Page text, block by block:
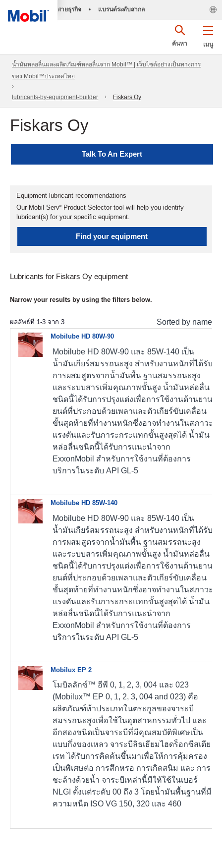
สายธุรกิจ • แบรนด์ระดับสากล
เมนู
ค้นหา
น้ำมันหล่อลื่นและผลิตภัณฑ์หล่อลื่นจาก Mobil™ | เว็บไซต์อย่างเป็นทางการ
ของ Mobil™ประเทศไทย
lubricants-by-equipment-builder Fiskars Oy
Fiskars Oy
Talk To An Expert
Equipment lubricant recommendations
Our Mobil Serv℠ Product Selector tool will help you identify
lubricant(s) for your specific equipment.
Find your equipment
Lubricants for Fiskars Oy equipment
Narrow your results by using the filters below.
ผลลัพธ์ที่ 1-3 จาก 3 Sorted by name
Mobilube HD 80W-90
Mobilube HD 80W-90 และ 85W-140 เป็น
น้ำมันเกียร์สมรรถนะสูง สำหรับงานหนักที่ได้รับ
การผสมสูตรจากน้ำมันพื้น ฐานสมรรถนะสูง
และระบบสารเพิ่มคุณภาพขั้นสูง น้ำมันหล่อลื่น
ชนิดนี้ได้รับการปรุงแต่งเพื่อการใช้งานด้านยาน
ยนต์ที่ประกอบด้วยเพลาและตัวเกียร์ขับเคลื่อน
ขั้นสุดท้ายที่ทำงานหนักซึ่งอาจทำงานในสภาวะ
แรงดันและรับภาระกระแทกขั้นสูงสุดได้ น้ำมัน
หล่อลื่นชนิดนี้ได้รับการแนะนำจาก
ExxonMobil สำหรับการใช้งานที่ต้องการ
บริการในระดับ API GL-5
Mobilube HD 85W-140
Mobilube HD 80W-90 และ 85W-140 เป็น
น้ำมันเกียร์สมรรถนะสูง สำหรับงานหนักที่ได้รับ
การผสมสูตรจากน้ำมันพื้น ฐานสมรรถนะสูง
และระบบสารเพิ่มคุณภาพขั้นสูง น้ำมันหล่อลื่น
ชนิดนี้ได้รับการปรุงแต่งเพื่อการใช้งานด้านยาน
ยนต์ที่ประกอบด้วยเพลาและตัวเกียร์ขับเคลื่อน
ขั้นสุดท้ายที่ทำงานหนักซึ่งอาจทำงานในสภาวะ
แรงดันและรับภาระกระแทกขั้นสูงสุดได้ น้ำมัน
หล่อลื่นชนิดนี้ได้รับการแนะนำจาก
ExxonMobil สำหรับการใช้งานที่ต้องการ
บริการในระดับ API GL-5
Mobilux EP 2
โมบิลลักซ์™ อีพี 0, 1, 2, 3, 004 และ 023
(Mobilux™ EP 0, 1, 2, 3, 004 and 023) คือ
ผลิตภัณฑ์ห้าประเภทในตระกูลของจาระบี
สมรรถนะสูงเพื่อใช้ในอุตสาหกรรมทั่วไป และ
อีกสองชนิดเป็นจาระบีที่มีคุณสมบัติพิเศษเป็น
แบบกึ่งของเหลว จาระบีลิธเธียมไฮดร็อกซีสเตีย
เรท ได้รับการคิดค้นขึ้นมาเพื่อให้การคุ้มครอง
เป็นพิเศษต่อ การสึกหรอ การเกิดสนิม และ การ
ชะล้างด้วยน้ำ จาระบีเหล่านี้มีให้ใช้ในเบอร์
NLGI ตั้งแต่ระดับ 00 ถึง 3 โดยน้ำมันพื้นฐานที่มี
ความหนืด ISO VG 150, 320 และ 460